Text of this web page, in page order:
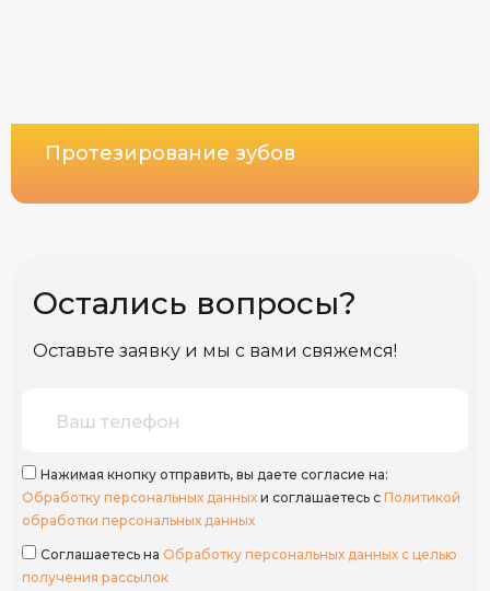
Протезирование зубов
Остались вопросы?
Оставьте заявку и мы с вами свяжемся!
Нажимая кнопку отправить, вы даете согласие на:
Обработку персональных данных и соглашаетесь с Политикой
обработки персональных данных
Соглашаетесь на Обработку персональных данных с целью
получения рассылок